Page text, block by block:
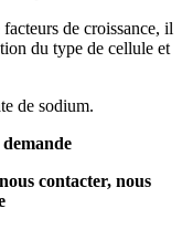
de croissance, il
du type de cellule et
de sodium.
contacter, nous